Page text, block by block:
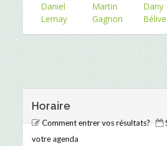
Daniel
Lemay
Martin
Gagnon
Dany
Horaire
Comment entrer vos résultats?
votre agenda